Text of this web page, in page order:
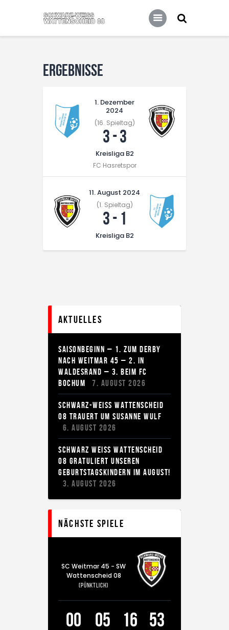
Home
Leitbild
Verein
Junioren
Unsere Partner
Kontakt
Datenschutz / Impressum
Ergebnisse
1. Dezember
2024
(16. Spieltag)
3-3
Kreisliga B2
FC Hasretspor
11. August 2024
(1. Spieltag)
3- 1
Kreisliga B2
Aktuelles
SAISONBEGINN – 1. ZUM DERBY
NACH WEITMAR 45 – 2. IN
WALDESRAND – 3. BEIM FC
BOCHUM
7. AUGUST 2026
SCHWARZ-WEISS WATTENSCHEID
08 TRAUERT UM SUSANNE WULF
6. AUGUST 2026
SCHWARZ WEISS WATTENSCHEID 0
8 GRATULIERT UNSEREN G
EBURTSTAGSKINDERN IM AUGUST!
3. AUGUST 2026
Nächste Spiele
SC Weitmar 45 - SW
Wattenscheid 08
(Pünktlich)
00 05 16 53